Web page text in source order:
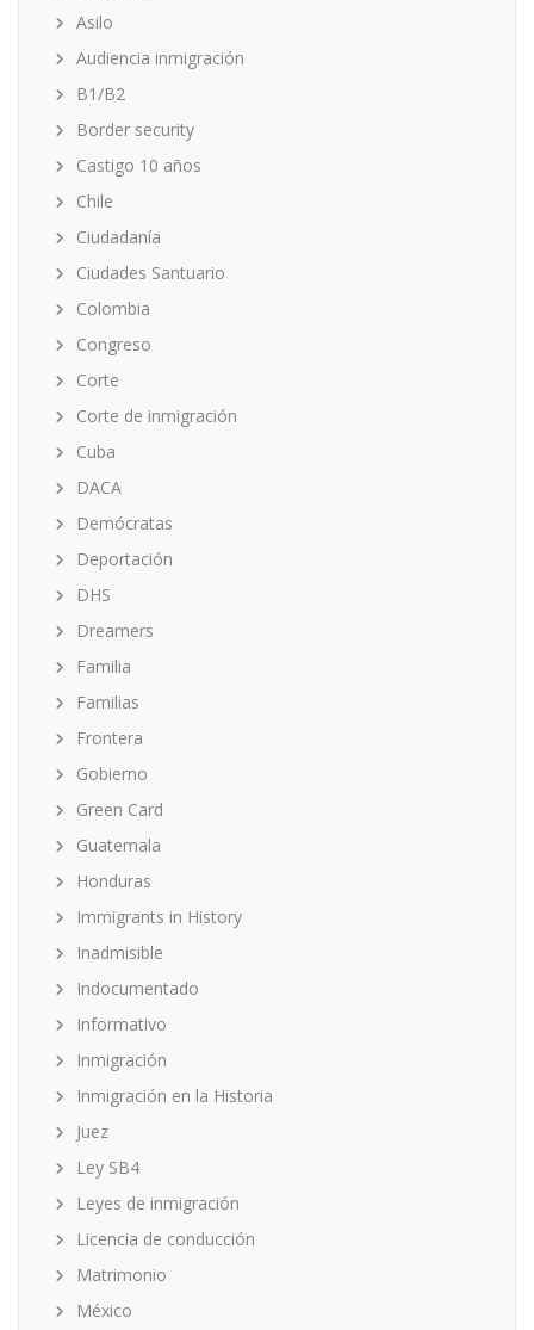
Asilo
Audiencia inmigración
B1/B2
Border security
Castigo 10 años
Chile
Ciudadanía
Ciudades Santuario
Colombia
Congreso
Corte
Corte de inmigración
Cuba
DACA
Demócratas
Deportación
DHS
Dreamers
Familia
Familias
Frontera
Gobierno
Green Card
Guatemala
Honduras
Immigrants in History
Inadmisible
Indocumentado
Informativo
Inmigración
Inmigración en la Historia
Juez
Ley SB4
Leyes de inmigración
Licencia de conducción
Matrimonio
México